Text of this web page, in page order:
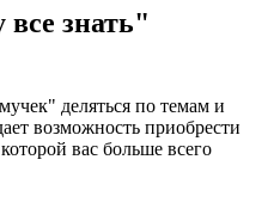
знать"
деляться по темам и
возможность приобрести
вас больше всего